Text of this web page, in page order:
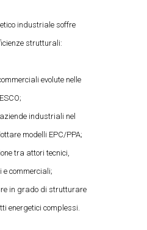
industriale soffre
strutturali:
evolute nelle
ESCO;
industriali nel
modelli EPC/PPA;
tra attori tecnici,
commerciali;
in grado di strutturare
energetici complessi.